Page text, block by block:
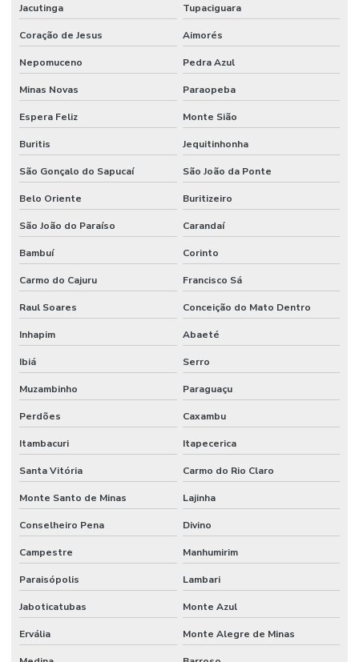
Jacutinga Tupaciguara
Coração de Jesus Aimorés
Nepomuceno Pedra Azul
Minas Novas Paraopeba
Espera Feliz Monte Sião
Buritis Jequitinhonha
São Gonçalo do Sapucaí São João da Ponte
Belo Oriente Buritizeiro
São João do Paraíso Carandaí
Bambuí Corinto
Carmo do Cajuru Francisco Sá
Raul Soares Conceição do Mato Dentro
Inhapim Abaeté
Ibiá Serro
Muzambinho Paraguaçu
Perdões Caxambu
Itambacuri Itapecerica
Santa Vitória Carmo do Rio Claro
Monte Santo de Minas Lajinha
Conselheiro Pena Divino
Campestre Manhumirim
Paraisópolis Lambari
Jaboticatubas Monte Azul
Ervália Monte Alegre de Minas